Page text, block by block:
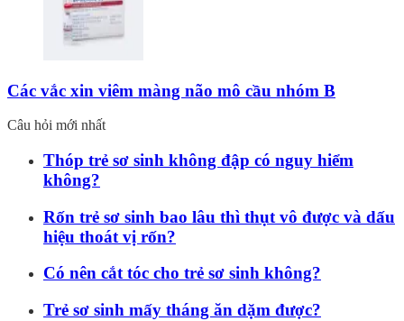
Các vắc xin viêm màng não mô cầu nhóm B
Câu hỏi mới nhất
Thóp trẻ sơ sinh không đập có nguy hiểm
không?
Rốn trẻ sơ sinh bao lâu thì thụt vô được và dấu
hiệu thoát vị rốn?
Có nên cắt tóc cho trẻ sơ sinh không?
Trẻ sơ sinh mấy tháng ăn dặm được?